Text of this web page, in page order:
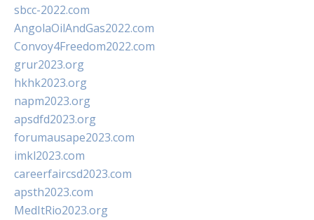
sbcc-2022.com
AngolaOilAndGas2022.com
Convoy4Freedom2022.com
grur2023.org
hkhk2023.org
napm2023.org
apsdfd2023.org
forumausape2023.com
imkl2023.com
careerfaircsd2023.com
apsth2023.com
MedItRio2023.org